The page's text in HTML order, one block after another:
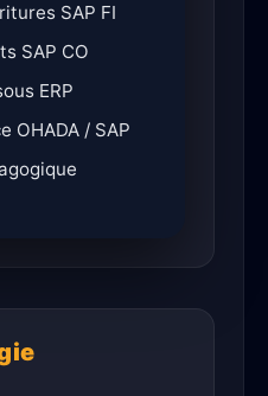
SAP FI
SAP CO
ERP
OHADA / SAP